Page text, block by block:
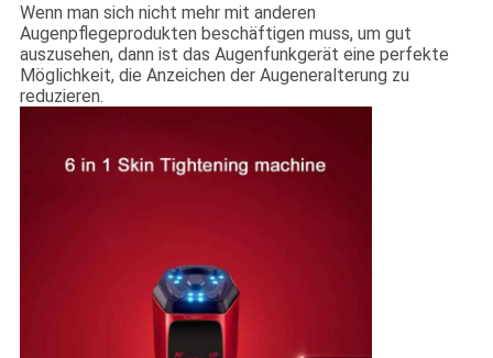
Wenn man sich nicht mehr mit anderen
Augenpflegeprodukten beschäftigen muss, um gut
auszusehen, dann ist das Augenfunkgerät eine perfekte
Möglichkeit, die Anzeichen der Augeneralterung zu
reduzieren.